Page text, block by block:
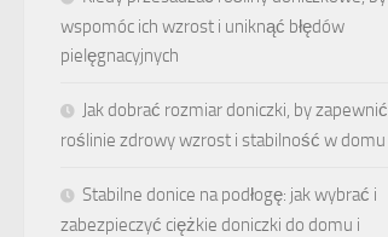
wspomóc ich wzrost i uniknąć błędów
pielęgnacyjnych
Jak dobrać rozmiar doniczki, by zapewnić
roślinie zdrowy wzrost i stabilność w domu
Stabilne donice na podłogę: jak wybrać i
zabezpieczyć ciężkie doniczki do domu i